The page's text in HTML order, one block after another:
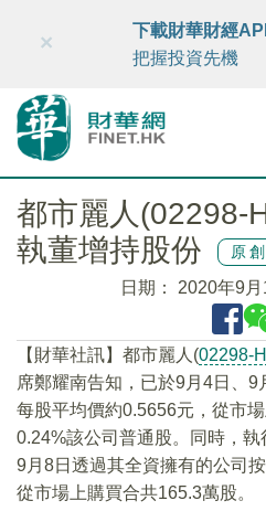
財華智庫網 FINTV
×
下載財華財經
把握投資先機
都市麗人(02298-
執董增持股份
原創
日期： 2020年9
【財華社訊】都市麗人(02298-
席鄭耀南告知，已於9月4日、
每股平均價約0.5656元，從市
0.24%該公司普通股。同時，
9月8日透過其全資擁有的公司
從市場上購買合共165.3萬股。